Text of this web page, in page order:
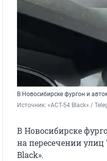
В Новосибирске фургон и
Источник: «АСТ-54 Black» /
В Новосибирске
на пересечении улиц
Black».